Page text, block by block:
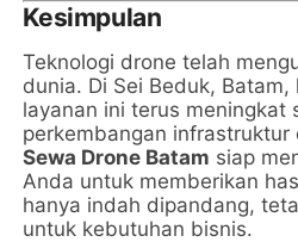
Kesimpulan
Teknologi drone telah
dunia. Di Sei Beduk,
layanan ini terus meningkat
perkembangan
Sewa Drone Batam siap
Anda untuk memberikan
hanya indah dipandang,
untuk kebutuhan bisnis.